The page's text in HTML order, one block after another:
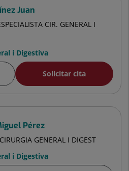
Juan
CIR. GENERAL I
i Digestiva
Solicitar cita
Pérez
GENERAL I DIGEST
i Digestiva